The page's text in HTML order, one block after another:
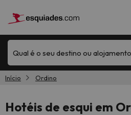
Qual é o seu destino ou
Início Ordino
Hotéis de esqui em